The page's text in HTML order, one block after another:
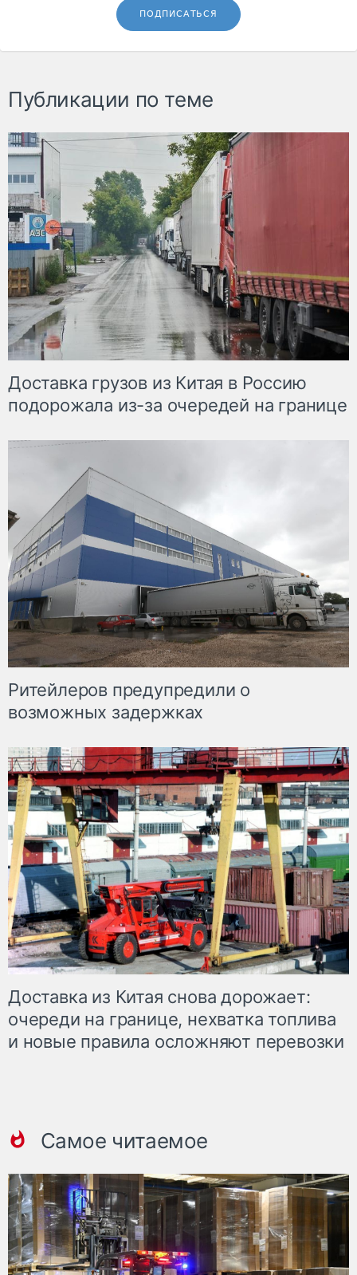
ПОДПИСАТЬСЯ
Публикации по теме
Доставка грузов из Китая в Россию
подорожала из-за очередей на границе
Ритейлеров предупредили о
возможных задержках
Доставка из Китая снова дорожает:
очереди на границе, нехватка топлива
и новые правила осложняют перевозки
Самое читаемое